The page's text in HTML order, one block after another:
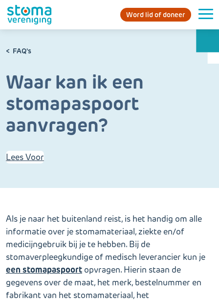
Word lid of doneer
FAQ's
Waar kan ik een
stomapaspoort
aanvragen?
Lees Voor
Als je naar het buitenland reist, is het handig om alle
informatie over je stomamateriaal, ziekte en/of
medicijngebruik bij je te hebben. Bij de
stomaverpleegkundige of medisch leverancier kun je
een stomapaspoort opvragen. Hierin staan de
gegevens over de maat, het merk, bestelnummer en
fabrikant van het stomamateriaal, het